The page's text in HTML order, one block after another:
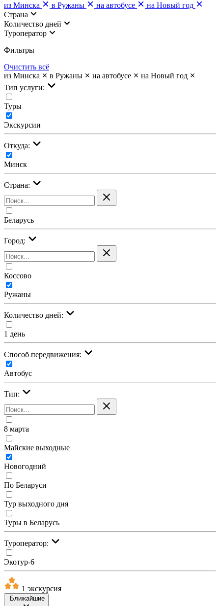
из Минска
в Ружаны на автобусе
на Новый год
Страна
Количество дней
Туроператор
Фильтры
Очистить всё
из Минска
в Ружаны на автобусе
на Новый год
Тип услуги:
Туры
Экскурсии
Откуда:
Минск
Страна:
Беларусь
Город:
Коссово
Ружаны
Количество дней:
1 день
Cпособ передвижения:
Автобус
Тип:
8 марта
Майские выходные
Новогодний
По Беларуси
Тур выходного дня
Туры в Беларусь
Туроператор:
Экотур-6
1 экскурсия
Ближайшие